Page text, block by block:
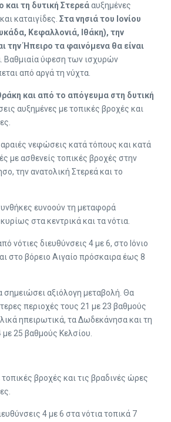
και τη δυτική Στερεάαυξημένες
καταιγίδες. Στα νησιά του Ιονίου
Κεφαλλονιά, Ιθάκη), την
την Ήπειρο τα φαινόμενα θα είναι
. Βαθμιαία ύφεση των ισχυρών
από αργά τη νύχτα.
και από το απόγευμα στη δυτική
αυξημένες με τοπικές βροχές και
νεφώσεις κατά τόπους και κατά
με ασθενείς τοπικές βροχές στην
την ανατολική Στερεά και το
ευνοούν τη μεταφορά
στα κεντρικά και τα νότια.
νότιες διευθύνσεις 4 με 6, στο Ιόνιο
στο βόρειο Αιγαίο πρόσκαιρα έως 8
σημειώσει αξιόλογη μεταβολή. Θα
περιοχές τους 21 με 23 βαθμούς
ηπειρωτικά, τα Δωδεκάνησα και τη
25 βαθμούς Κελσίου.
βροχές και τις βραδινές ώρες
4 με 6 στα νότια τοπικά 7